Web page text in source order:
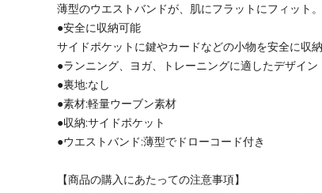
薄型のウエストバンドが、肌にフラットにフィット。
●安全に収納可能
サイドポケットに鍵やカードなどの小物を安全に収納
●ランニング、ヨガ、トレーニングに適したデザイン
●裏地:なし
●素材:軽量ウーブン素材
●収納:サイドポケット
●ウエストバンド:薄型でドローコード付き
【商品の購入にあたっての注意事項】